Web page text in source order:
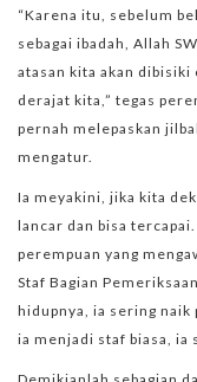
“Karena itu, sebelum
sebagai ibadah, Allah
atasan kita akan dibisiki
derajat kita,” tegas
pernah melepaskan
mengatur.
Ia meyakini, jika kita
lancar dan bisa
perempuan yang
Staf Bagian
hidupnya, ia sering naik
ia menjadi staf biasa, ia